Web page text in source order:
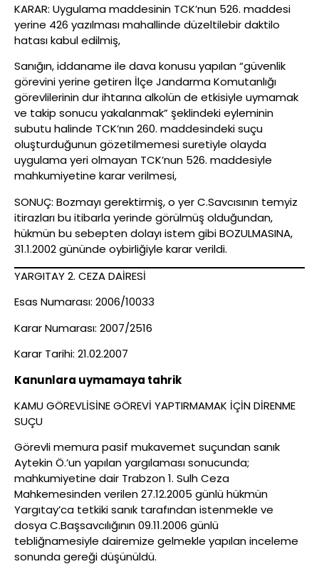
KARAR: Uygulama maddesinin TCK’nun 526. maddesi
yerine 426 yazılması mahallinde düzeltilebir daktilo
hatası kabul edilmiş,
Sanığın, iddaname ile dava konusu yapılan “güvenlik
görevini yerine getiren İlçe Jandarma Komutanlığı
görevlilerinin dur ihtarına alkolün de etkisiyle uymamak
ve takip sonucu yakalanmak” şeklindeki eyleminin
subutu halinde TCK’nın 260. maddesindeki suçu
oluşturduğunun gözetilmemesi suretiyle olayda
uygulama yeri olmayan TCK’nun 526. maddesiyle
mahkumiyetine karar verilmesi,
SONUÇ: Bozmayı gerektirmiş, o yer C.Savcısının temyiz
itirazları bu itibarla yerinde görülmüş olduğundan,
hükmün bu sebepten dolayı istem gibi BOZULMASINA,
31.1.2002 gününde oybirliğiyle karar verildi.
YARGITAY 2. CEZA DAİRESİ
Esas Numarası: 2006/10033
Karar Numarası: 2007/2516
Karar Tarihi: 21.02.2007
Kanunlara uymamaya tahrik
KAMU GÖREVLİSİNE GÖREVİ YAPTIRMAMAK İÇİN DİRENME
SUÇU
Görevli memura pasif mukavemet suçundan sanık
Aytekin Ö.’un yapılan yargılaması sonucunda;
mahkumiyetine dair Trabzon 1. Sulh Ceza
Mahkemesinden verilen 27.12.2005 günlü hükmün
Yargıtay’ca tetkiki sanık tarafından istenmekle ve
dosya C.Başsavcılığının 09.11.2006 günlü
tebliğnamesiyle dairemize gelmekle yapılan inceleme
sonunda gereği düşünüldü.